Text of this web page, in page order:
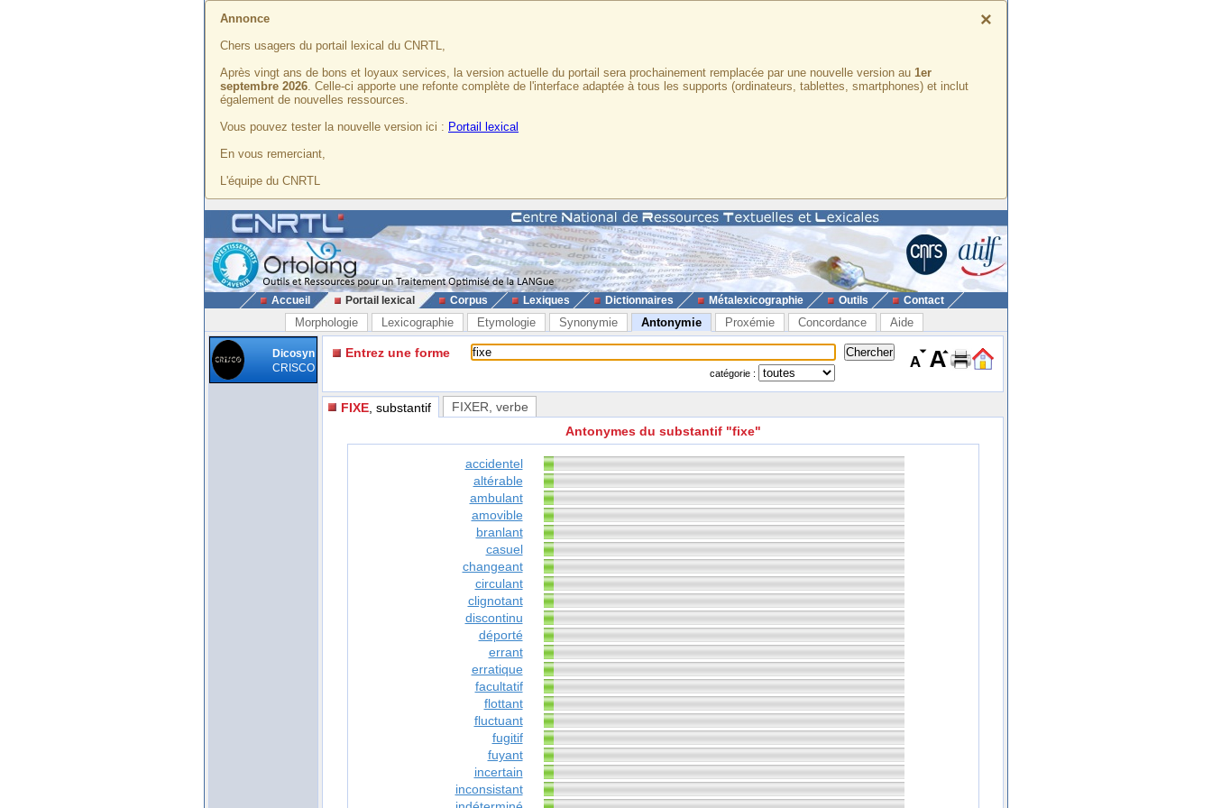
×
Annonce
Chers usagers du portail lexical du CNRTL,
Après vingt ans de bons et loyaux services, la version actuelle du portail sera prochainement remplacée par une nouvelle version au 1er
septembre 2026. Celle-ci apporte une refonte complète de l'interface adaptée à tous les supports (ordinateurs, tablettes, smartphones) et inclut
également de nouvelles ressources.
Vous pouvez tester la nouvelle version ici : Portail lexical
En vous remerciant,
L'équipe du CNRTL
Accueil Portail lexical Corpus Lexiques Dictionnaires Métalexicographie Outils Contact
Morphologie Lexicographie Etymologie Synonymie Antonymie Proxémie Concordance Aide
Dicosyn
CRISCO
Entrez une forme
catégorie :
FIXE , substantif FIXER , verbe
Antonymes du substantif "fixe"
accidentel
altérable
ambulant
amovible
branlant
casuel
changeant
circulant
clignotant
discontinu
déporté
errant
erratique
facultatif
flottant
fluctuant
fugitif
fuyant
incertain
inconsistant